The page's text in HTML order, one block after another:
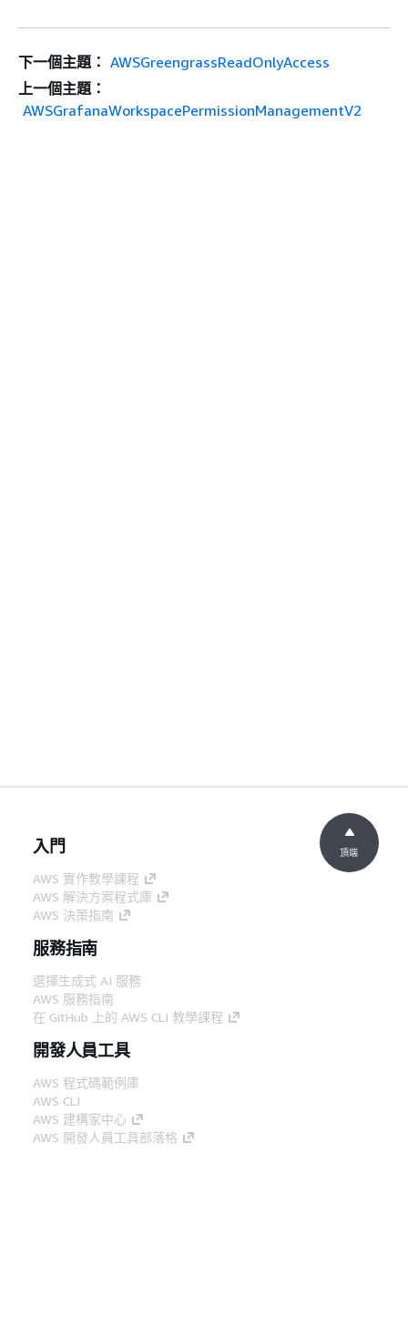
下一個主題： AWSGreengrassReadOnlyAccess
上一個主題：
AWSGrafanaWorkspacePermissionManagementV2
入門
AWS 實作教學課程
AWS 解決方案程式庫
AWS 決策指南
服務指南
選擇生成式 AI 服務
AWS 服務指南
在 GitHub 上的 AWS CLI 教學課程
開發人員工具
AWS 程式碼範例庫
AWS CLI
AWS 建構家中心
AWS 開發人員工具部落格
頂端